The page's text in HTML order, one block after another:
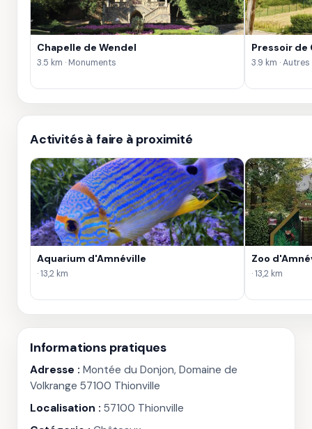
Chapelle de Wendel
3.5 km · Monuments
Pressoir de
3.9 km · Autres
Activités à faire à proximité
Aquarium d'Amnéville
· 13,2 km
Zoo
· 13,2 km
Informations pratiques
Adresse : Montée du Donjon, Domaine de
Volkrange 57100 Thionville
Localisation : 57100 Thionville